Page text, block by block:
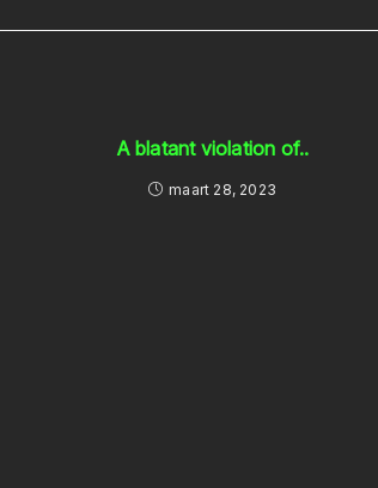
A blatant violation of..
maart 28, 2023